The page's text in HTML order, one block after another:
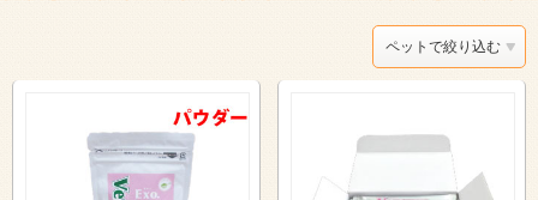
ペットで絞り込む